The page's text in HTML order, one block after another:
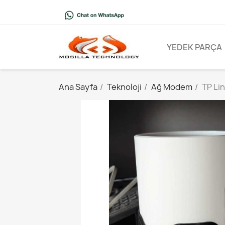
YEDEK PARÇA
Ana Sayfa Teknoloji Ağ Modem TP